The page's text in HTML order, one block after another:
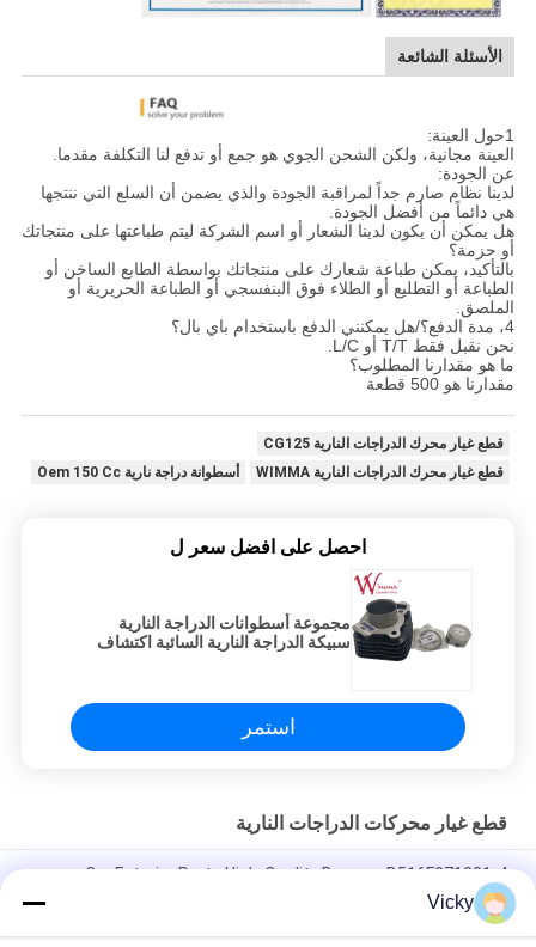
الأسئلة الشائعة
1حول العينة:
العينة مجانية، ولكن الشحن الجوي هو جمع أو تدفع لنا التكلفة مقدما.
عن الجودة:
لدينا نظام صارم جداً لمراقبة الجودة والذي يضمن أن السلع التي ننتجها
هي دائماً من أفضل الجودة.
هل يمكن أن يكون لدينا الشعار أو اسم الشركة ليتم طباعتها على منتجاتك
أو حزمة؟
بالتأكيد، يمكن طباعة شعارك على منتجاتك بواسطة الطابع الساخن أو
الطباعة أو التطليع أو الطلاء فوق البنفسجي أو الطباعة الحريرية أو
الملصق.
4، مدة الدفع؟/هل يمكنني الدفع باستخدام باي بال؟
نحن نقبل فقط T/T أو L/C.
ما هو مقدارنا المطلوب؟
مقدارنا هو 500 قطعة
قطع غيار محرك الدراجات النارية CG125
قطع غيار محرك الدراجات النارية WIMMA
أسطوانة دراجة نارية Oem 150 Cc
احصل على افضل سعر ل
مجموعة أسطوانات الدراجة النارية
سبيكة الدراجة النارية السائبة اكتشاف
استمر
قطع غيار محركات الدراجات النارية
Car Exterior Parts High-Quality Bumper B516F271301-4
CHANAN OSHAN​ Z6 Starry White
محرك بداية هوندا EX5 قطع غيار محرك دراجة نارية رخيصة بالجملة مع
Vicky